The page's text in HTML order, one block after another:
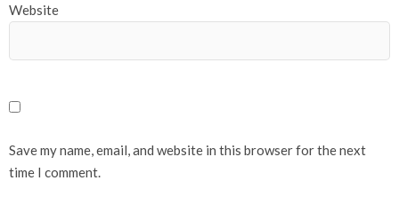
Website
Save my name, email, and website in this browser for the next
time I comment.